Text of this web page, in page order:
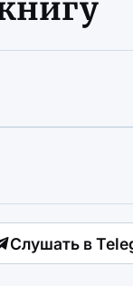
Слушать в